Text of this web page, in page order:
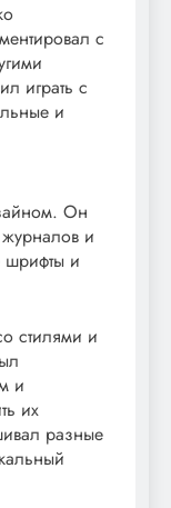
с
играть с
и
Он
и
и
стилями и
и
их
разные